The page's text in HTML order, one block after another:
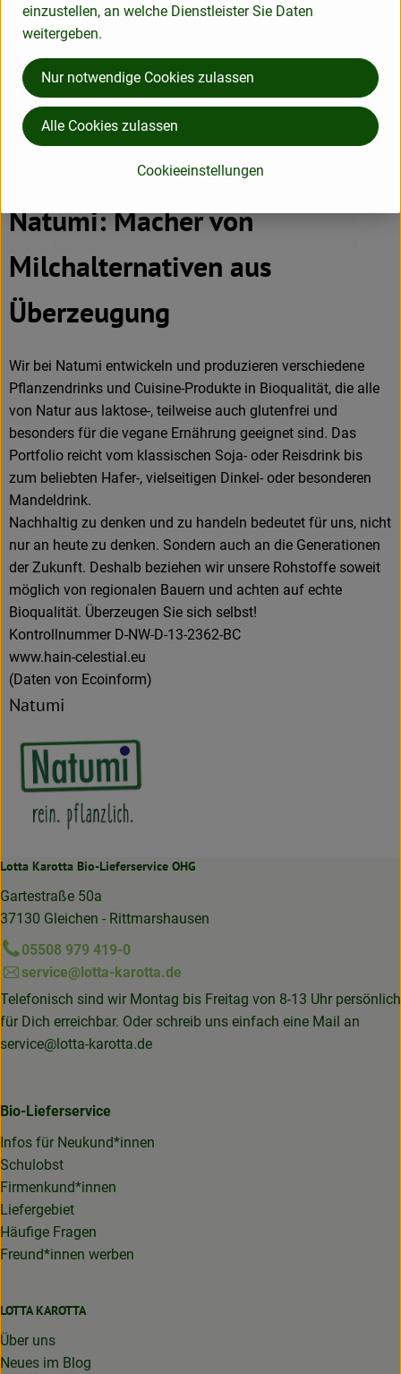
Deutschland
Natumi GmbH
Natumi: Macher von
Milchalternativen aus
Überzeugung
Wir bei Natumi entwickeln und produzieren verschiedene
Pflanzendrinks und Cuisine-Produkte in Bioqualität, die alle
von Natur aus laktose-, teilweise auch glutenfrei und
besonders für die vegane Ernährung geeignet sind. Das
Portfolio reicht vom klassischen Soja- oder Reisdrink bis
zum beliebten Hafer-, vielseitigen Dinkel- oder besonderen
Mandeldrink.
Nachhaltig zu denken und zu handeln bedeutet für uns, nicht
nur an heute zu denken. Sondern auch an die Generationen
der Zukunft. Deshalb beziehen wir unsere Rohstoffe soweit
möglich von regionalen Bauern und achten auf echte
Bioqualität. Überzeugen Sie sich selbst!
Kontrollnummer D-NW-D-13-2362-BC
www.hain-celestial.eu
(Daten von Ecoinform)
Natumi
Lotta Karotta Bio-Lieferservice OHG
Gartestraße 50a
37130 Gleichen - Rittmarshausen
05508 979 419-0
service@lotta-karotta.de
Telefonisch sind wir Montag bis Freitag von 8-13 Uhr persönlich
für Dich erreichbar. Oder schreib uns einfach eine Mail an
service@lotta-karotta.de
Bio-Lieferservice
Infos für Neukund*innen
Schulobst
Firmenkund*innen
Liefergebiet
Häufige Fragen
Freund*innen werben
LOTTA KAROTTA
Über uns
Neues im Blog
einzustellen, an welche Dienstleister Sie Daten
weitergeben.
Cookieeinstellungen
Nur notwendige Cookies zulassen
Alle Cookies zulassen